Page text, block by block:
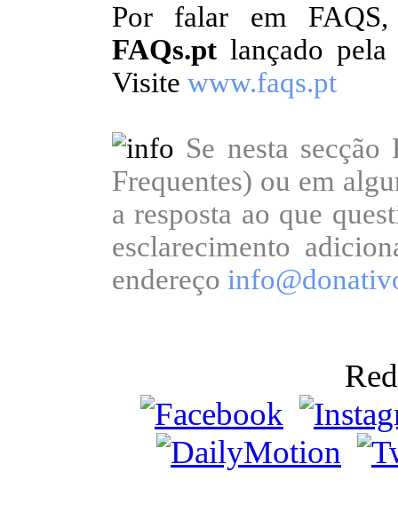
Por falar em
FAQs.pt lançado
Visite www.faqs.pt
Se nesta secção
Frequentes) ou em
a resposta ao que
esclarecimento
endereço